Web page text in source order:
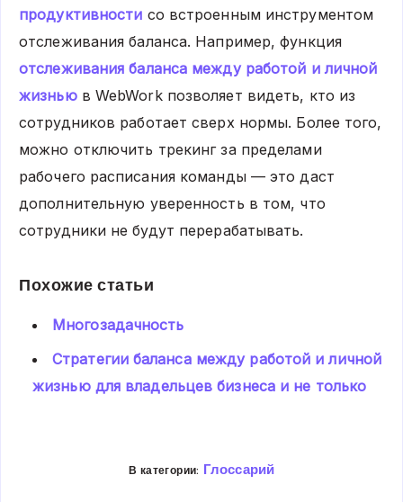
продуктивности со встроенным инструментом
отслеживания баланса. Например, функция
отслеживания баланса между работой и личной
жизньюв WebWork позволяет видеть, кто из
сотрудников работает сверх нормы. Более того,
можно отключить трекинг за пределами
рабочего расписания команды — это даст
дополнительную уверенность в том, что
сотрудники не будут перерабатывать.
Похожие статьи
Многозадачность
Стратегии баланса между работой и личной
жизнью для владельцев бизнеса и не только
В категории: Глоссарий